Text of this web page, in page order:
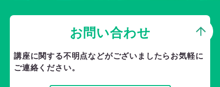
お問い合わせ
講座に関する不明点などがございましたら お気軽に
ご連絡ください。